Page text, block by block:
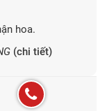
hoa.
(chi tiết)